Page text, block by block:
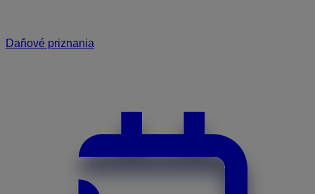
Daňové priznania